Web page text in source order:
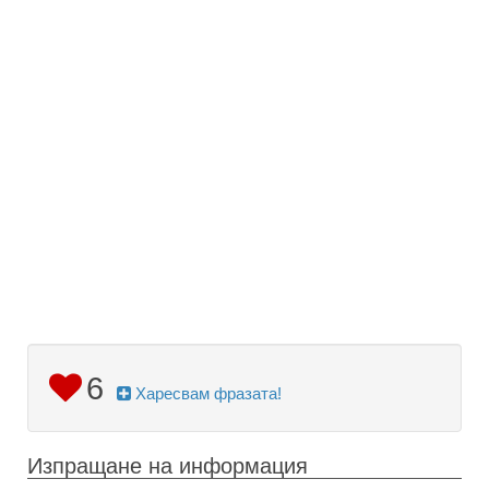
6 Харесвам фразата!
Изпращане на информация